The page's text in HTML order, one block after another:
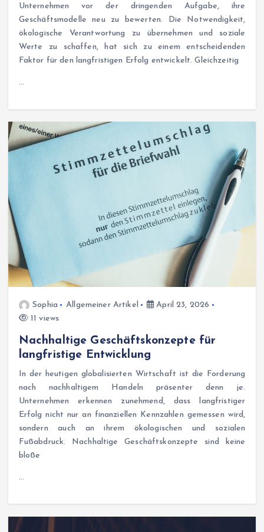
Unternehmen vor der dringenden Aufgabe, ihre
Geschäftsmodelle neu zu bewerten. Die Notwendigkeit,
ökologische Verantwortung zu übernehmen und soziale
Werte zu schaffen, hat sich zu einem entscheidenden
Faktor für den langfristigen Erfolg entwickelt. Gleichzeitig
…
Sophia Allgemeiner Artikel
April 23, 2026
11 views
Nachhaltige Geschäftskonzepte für
langfristige Entwicklung
In der heutigen globalisierten Wirtschaft ist die Forderung
nach nachhaltigem Handeln präsenter denn je.
Unternehmen erkennen zunehmend, dass langfristiger
Erfolg nicht nur an finanziellen Kennzahlen gemessen wird,
sondern auch an ihrem ökologischen und sozialen
Fußabdruck. Nachhaltige Geschäftskonzepte sind keine
bloße
…